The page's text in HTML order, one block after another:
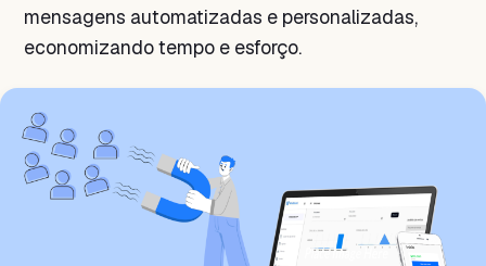
mensagens automatizadas e personalizadas,
economizando tempo e esforço.